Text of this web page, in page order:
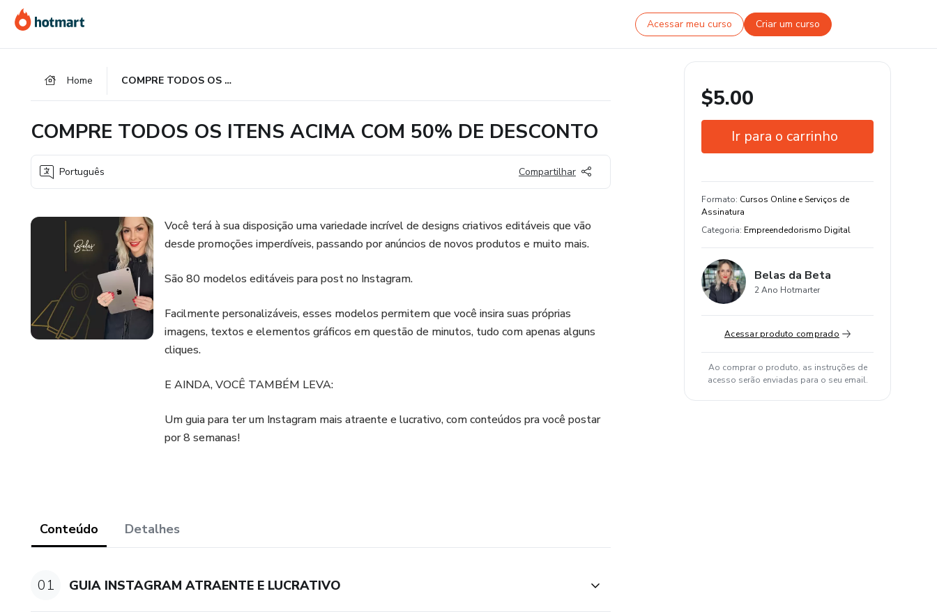
para
o
para
o
para
o
Acessar meu curso Criar um curso
Home COMPRE TODOS OS ITENS ACIMA COM 50% DE DESCONTO
COMPRE TODOS OS ITENS ACIMA COM 50% DE DESCONTO
Português Compartilhar
Você terá à sua disposição uma variedade incrível de designs criativos editáveis que vão
desde promoções imperdíveis, passando por anúncios de novos produtos e muito mais.
São 80 modelos editáveis para post no Instagram.
Facilmente personalizáveis, esses modelos permitem que você insira suas próprias
imagens, textos e elementos gráficos em questão de minutos, tudo com apenas alguns
cliques.
E AINDA, VOCÊ TAMBÉM LEVA:
Um guia para ter um Instagram mais atraente e lucrativo, com conteúdos pra você postar
por 8 semanas!
Conteúdo Detalhes
01 GUIA INSTAGRAM ATRAENTE E LUCRATIVO
$5.00
Ir para o carrinho
Estude do seu jeito e em qualquer
dispositivo
Formato: Cursos Online e Serviços de
Assinatura
Categoria: Empreendedorismo Digital
Belas da Beta
2 Ano Hotmarter
Acessar produto comprado
Ao comprar o produto, as instruções de
acesso serão enviadas para o seu email.